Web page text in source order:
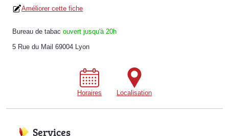
Améliorer cette fiche
Bureau de tabac ouvert jusqu'à 20h
5 Rue du Mail 69004 Lyon
Horaires Localisation
Services